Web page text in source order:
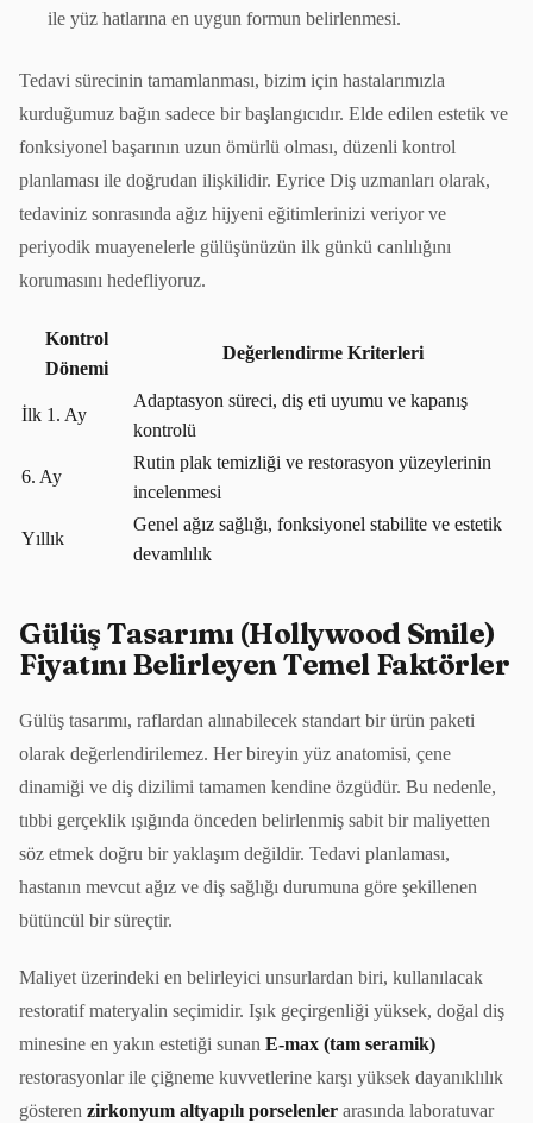
ile yüz hatlarına en uygun formun belirlenmesi.
Tedavi sürecinin tamamlanması, bizim için hastalarımızla
kurduğumuz bağın sadece bir başlangıcıdır. Elde edilen estetik ve
fonksiyonel başarının uzun ömürlü olması, düzenli kontrol
planlaması ile doğrudan ilişkilidir. Eyrice Diş uzmanları olarak,
tedaviniz sonrasında ağız hijyeni eğitimlerinizi veriyor ve
periyodik muayenelerle gülüşünüzün ilk günkü canlılığını
korumasını hedefliyoruz.
Kontrol
Dönemi
Değerlendirme Kriterleri
İlk 1. Ay
Adaptasyon süreci, diş eti uyumu ve kapanış
kontrolü
6. Ay
Rutin plak temizliği ve restorasyon yüzeylerinin
incelenmesi
Yıllık
Genel ağız sağlığı, fonksiyonel stabilite ve estetik
devamlılık
Gülüş Tasarımı (Hollywood Smile)
Fiyatını Belirleyen Temel Faktörler
Gülüş tasarımı, raflardan alınabilecek standart bir ürün paketi
olarak değerlendirilemez. Her bireyin yüz anatomisi, çene
dinamiği ve diş dizilimi tamamen kendine özgüdür. Bu nedenle,
tıbbi gerçeklik ışığında önceden belirlenmiş sabit bir maliyetten
söz etmek doğru bir yaklaşım değildir. Tedavi planlaması,
hastanın mevcut ağız ve diş sağlığı durumuna göre şekillenen
bütüncül bir süreçtir.
Maliyet üzerindeki en belirleyici unsurlardan biri, kullanılacak
restoratif materyalin seçimidir. Işık geçirgenliği yüksek, doğal diş
minesine en yakın estetiği sunan E-max (tam seramik)
restorasyonlar ile çiğneme kuvvetlerine karşı yüksek dayanıklılık
gösteren zirkonyum altyapılı porselenler arasında laboratuvar